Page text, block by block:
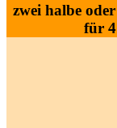
zwei halbe
für 4